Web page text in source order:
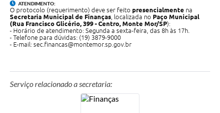
ATENDIMENTO:
O protocolo (requerimento) deve ser feito presencialmente na
Secretaria Municipal de Finanças , localizada no Paço Municipal
(Rua Francisco Glicério, 399 - Centro, Monte Mor/SP):
- Horário de atendimento: Segunda a sexta-feira, das 8h às 17h.
- Telefone para dúvidas: (19) 3879-9000
- E-mail: sec.financas@montemor.sp.gov.br
Serviço relacionado a secretaria: